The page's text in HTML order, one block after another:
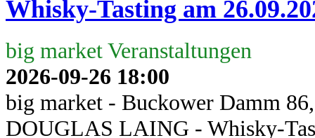
Whisky-Tasting am
big market Veranstaltungen
2026-09-26 18:00
big market - Buckower Damm
DOUGLAS LAING - Whisky-